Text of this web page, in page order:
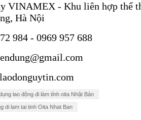
VINAMEX - Khu liên hợp thể
Hà Nội
984 - 0969 957 688
lao động đi làm tỉnh oita Nhật Bản
di lam tai tinh Oita Nhat Ban